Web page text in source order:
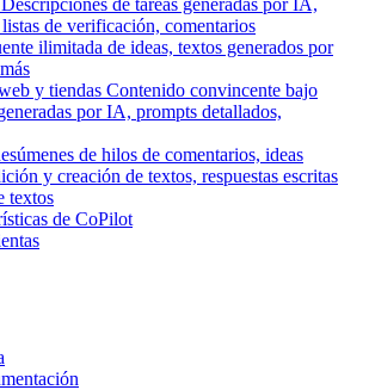
Descripciones de tareas generadas por IA,
listas de verificación, comentarios
ilimitada de ideas, textos generados por
y tiendas Contenido convincente bajo
por IA, prompts detallados,
de hilos de comentarios, ideas
y creación de textos, respuestas escritas
textos
de CoPilot